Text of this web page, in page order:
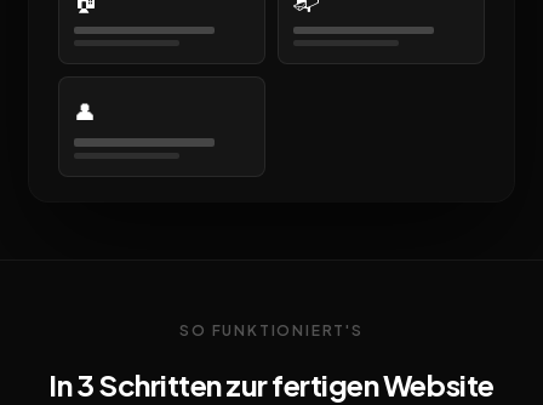
👤
SO FUNKTIONIERT'S
In 3 Schritten zur fertigen Website